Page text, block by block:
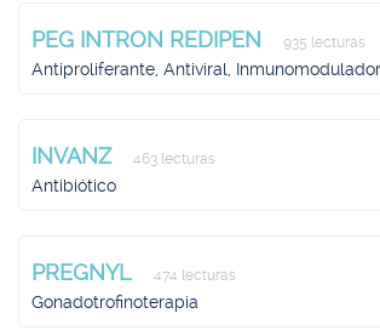
PEG INTRON REDIPEN 935 lecturas
Antiproliferante, Antiviral, Inmunomodulador
INVANZ 463 lecturas
Antibiótico
PREGNYL 474 lecturas
Gonadotrofinoterapia